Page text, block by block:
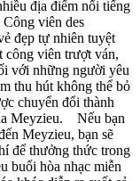
địa điểm nổi tiếng
viên des
đẹp tự nhiên tuyệt
công viên trượt ván,
với những người yêu
thu hút không thể bỏ
chuyển đổi thành
Meyzieu. Nếu bạn
Meyzieu, bạn sẽ
để thưởng thức trong
buổi hòa nhạc miễn